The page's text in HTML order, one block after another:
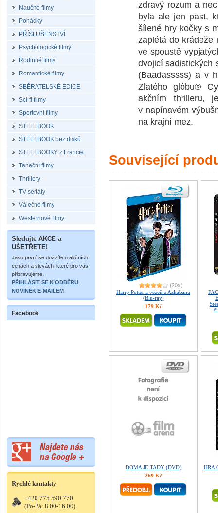
Naučné filmy
Pohádky
PŘÍSLUŠENSTVÍ
Psychologické filmy
Rodinné filmy
Romantické filmy
SBĚRATELSKÉ EDICE
Sci-fi filmy
Sportovní filmy
STEELBOOK
STEELBOOK bez disků
STEELBOOKY z Francie
Taneční filmy
Thrillery
TV seriály
Válečné filmy
Westernové filmy
Sledujte AKCE a
UŠETŘETE!
Jako první se dozvíte o akčních
cenách a slevách, které pro vás
připravujeme.
PŘIHLÁSIT SE K ODBĚRU
NOVINEK E-MAILEM
Facebook
Rychlé kontakty
+420 775 590 770
(Po-Pá: 8.00-16.00)
zdravý rozum a
byla ale jen past,
šílené hry kočky s
zaplétá do krádeže
ve spoustě
dvojicí sadistických
(Baadasssss) a v
Zlatého glóbu®
akčním thrilleru,
v napínavém
na krajní mez.
Související
(20x)
Harry Potter a vězeň z Azkabanu
(Blu-ray)
179 Kč
DOMA JE TADY (DVD)
269 Kč
HRA